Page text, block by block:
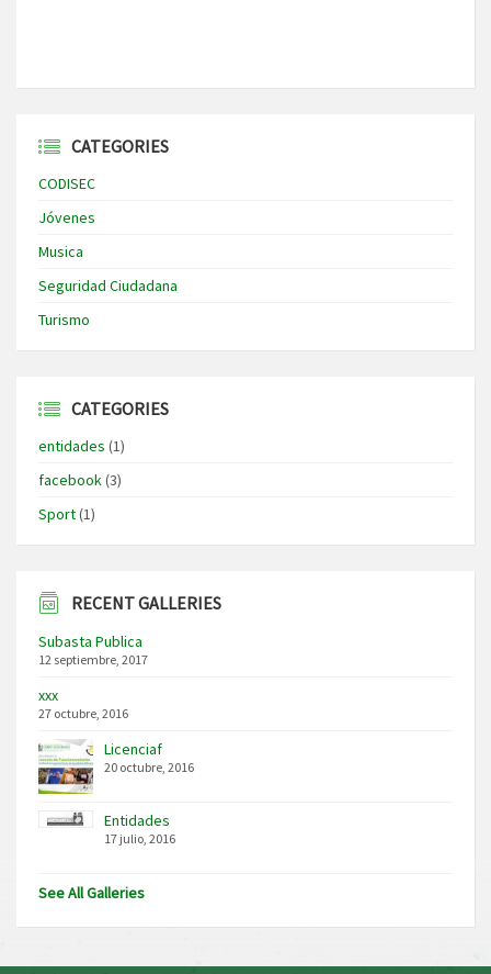
CATEGORIES
CODISEC
Jóvenes
Musica
Seguridad Ciudadana
Turismo
CATEGORIES
entidades (1)
facebook(3)
Sport(1)
RECENT GALLERIES
Subasta Publica
12 septiembre, 2017
xxx
27 octubre, 2016
Licenciaf
20 octubre, 2016
Entidades
17 julio, 2016
See All Galleries